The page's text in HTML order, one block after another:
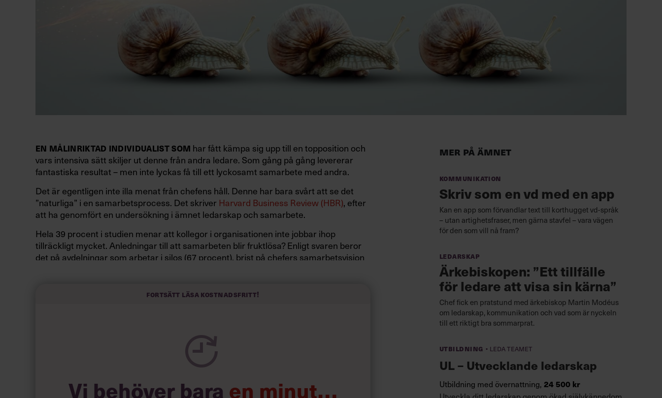
EN MÅLINRIKTAD INDIVIDUALIST SOM har fått kämpa sig upp till en topposition och
vars intensiva sätt skiljer ut denne från andra ledare. Som gång på gång levererar
fantastiska resultat – men inte lyckas få till ett lyckosamt samarbete med andra.
Det är egentligen inte illa menat från chefens håll. Denne har bara svårt att se det
”naturliga” i en samarbetsprocess. Det skriver Harvard Business Review (HBR), efter
att ha genomfört en undersökning i ämnet ledarskap och samarbete.
Hela 39 procent i studien menar att kollegor i organisationen inte jobbar ihop
tillräckligt mycket. Anledningar till att samarbeten blir fruktlösa? Enligt svaren beror
det på avdelningar som arbetar i silos (67 procent), brist på chefers samarbetsvision
Går det då att göra något åt saken?Fortsätt läsa kostnadsfritt!
Vi behöver bara en minut…
Mer på ämnet
Kommunikation
Skriv som en vd med en app
Kan en app som förvandlar text till korthugget vd-språk
– utan artighetsfraser, men gärna stavfel – vara vägen
för den som vill nå fram?
Ledarskap
Ärkebiskopen: ”Ett tillfälle
för ledare att visa sin kärna”
Chef fick en pratstund med ärkebiskop Martin Modéus
om ledarskap, kommunikation och vad som är nyckeln
till ett riktigt bra sommarprat.
Utbildning · Leda teamet
UL – Utvecklande ledarskap
Utbildning med övernattning, 24 500 kr